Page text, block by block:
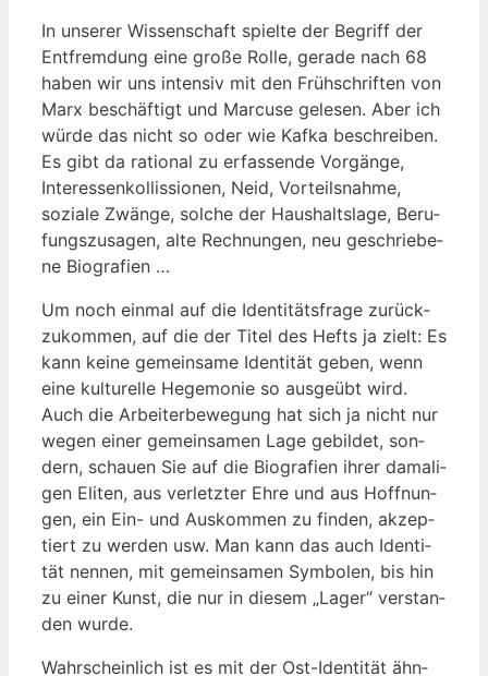
In unse­rer Wis­sen­schaft spiel­te der Begriff der
Ent­frem­dung eine gro­ße Rol­le, gera­de nach 68
haben wir uns inten­siv mit den Früh­schrif­ten von
Marx beschäf­tigt und Mar­cu­se gele­sen. Aber ich
wür­de das nicht so oder wie Kaf­ka beschrei­ben.
Es gibt da ratio­nal zu erfas­sen­de Vor­gän­ge,
Inter­es­sen­kol­lis­sio­nen, Neid, Vor­teils­nah­me,
sozia­le Zwän­ge, sol­che der Haus­halts­la­ge, Beru­
fungs­zu­sa­gen, alte Rech­nun­gen, neu geschrie­be­
ne Biografien …
Um noch ein­mal auf die Iden­ti­täts­fra­ge zurück­
zu­kom­men, auf die der Titel des Hefts ja zielt: Es
kann kei­ne gemein­sa­me Iden­ti­tät geben, wenn
eine kul­tu­rel­le Hege­mo­nie so aus­ge­übt wird.
Auch die Arbei­ter­be­we­gung hat sich ja nicht nur
wegen einer gemein­sa­men Lage gebil­det, son­
dern, schau­en Sie auf die Bio­gra­fien ihrer dama­li­
gen Eli­ten, aus ver­letz­ter Ehre und aus Hoff­nun­
gen, ein Ein- und Aus­kom­men zu fin­den, akzep­
tiert zu wer­den usw. Man kann das auch Iden­ti­
tät nen­nen, mit gemein­sa­men Sym­bo­len, bis hin
zu einer Kunst, die nur in die­sem „Lager“ ver­stan­
den wurde.
Wahr­schein­lich ist es mit der Ost-Iden­ti­tät ähn­